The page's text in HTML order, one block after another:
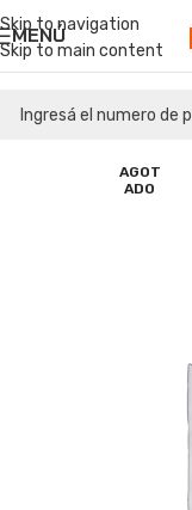
Skip to navigation
Skip to main content
MENÚ
AGOT
ADO